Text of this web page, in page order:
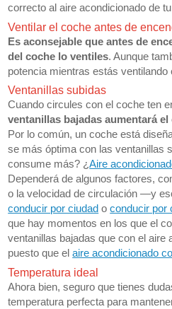
correcto al aire acondicionado de
Ventilar el coche antes de
Es aconsejable que antes de
del coche lo ventiles. Aunque
potencia mientras estás ventilando
Ventanillas subidas
Cuando circules con el coche ten
ventanillas bajadas aumentará
Por lo común, un coche está
se más óptima con las ventanillas
consume más? ¿Aire
Dependerá de algunos factores,
o la velocidad de circulación —y
conducir por ciudad oconducir por
que hay momentos en los que el
ventanillas bajadas que con el aire
puesto que elaire acondicionado
Temperatura ideal
Ahora bien, seguro que tienes
temperatura perfecta para